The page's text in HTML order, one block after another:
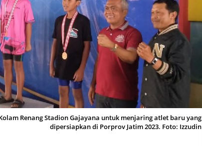
Kolam Renang Stadion Gajayana untuk menjaring atlet baru yang
dipersiapkan di Porprov Jatim 2023. Foto: Izzudin